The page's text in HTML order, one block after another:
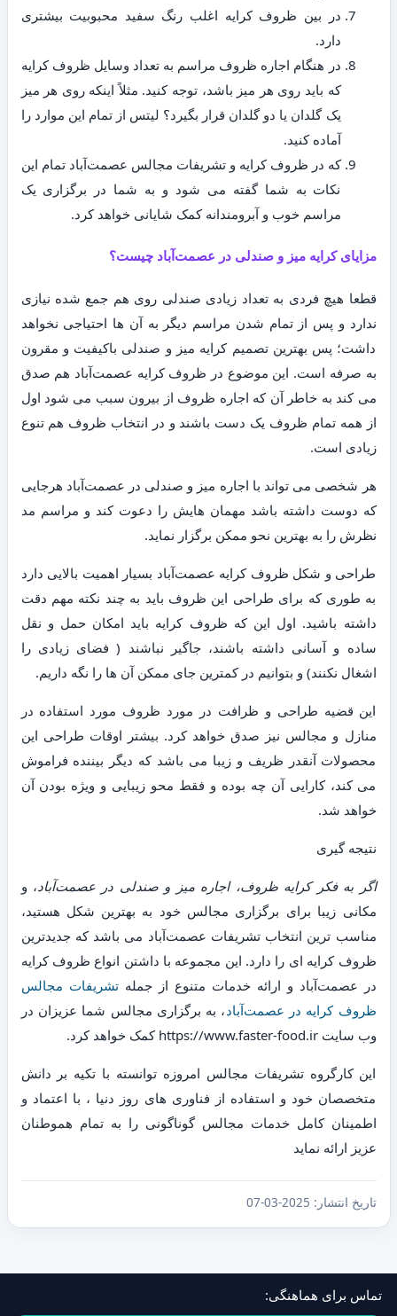
در بین ظروف کرایه اغلب رنگ سفید محبوبیت بیشتری
دارد.
در هنگام اجاره ظروف مراسم به تعداد وسایل ظروف کرایه
که باید روی هر میز باشد، توجه کنید. مثلاً اینکه روی هر میز
یک گلدان یا دو گلدان قرار بگیرد؟ لیتس از تمام این موارد را
آماده کنید.
که در ظروف کرایه و تشریفات مجالس عصمت‌آباد تمام این
نکات به شما گفته می شود و به شما در برگزاری یک
مراسم خوب و آبرومندانه کمک شایانی خواهد کرد.
مزایای کرایه میز و صندلی در عصمت‌آباد چیست؟
قطعا هیچ فردی به تعداد زیادی صندلی روی هم جمع شده نیازی
ندارد و پس از تمام شدن مراسم دیگر به آن ها احتیاجی نخواهد
داشت؛ پس بهترین تصمیم کرایه میز و صندلی باکیفیت و مقرون
به صرفه است. این موضوع در ظروف کرایه عصمت‌آباد هم صدق
می کند به خاطر آن که اجاره ظروف از بیرون سبب می شود اول
از همه تمام ظروف یک دست باشند و در انتخاب ظروف هم تنوع
زیادی است.
هر شخصی می تواند با اجاره میز و صندلی در عصمت‌آباد هرجایی
که دوست داشته باشد مهمان هایش را دعوت کند و مراسم مد
نظرش را به بهترین نحو ممکن برگزار نماید.
طراحی و شکل ظروف کرایه عصمت‌آباد بسیار اهمیت بالایی دارد
به طوری که برای طراحی این ظروف باید به چند نکته مهم دقت
داشته باشید. اول این که ظروف کرایه باید امکان حمل و نقل
ساده و آسانی داشته باشند، جاگیر نباشند ( فضای زیادی را
اشغال نکنند) و بتوانیم در کمترین جای ممکن آن ها را نگه داریم.
این قضیه طراحی و ظرافت در مورد ظروف مورد استفاده در
منازل و مجالس نیز صدق خواهد کرد. بیشتر اوقات طراحی این
محصولات آنقدر ظریف و زیبا می باشد که دیگر بیننده فراموش
می کند، کارایی آن چه بوده و فقط محو زیبایی و ویژه بودن آن
خواهد شد.
نتیجه گیری
اگر به فکر کرایه ظروف، اجاره میز و صندلی در عصمت‌آباد، و
مکانی زیبا برای برگزاری مجالس خود به بهترین شکل هستید،
مناسب ترین انتخاب تشریفات عصمت‌آباد می باشد که جدیدترین
ظروف کرایه ای را دارد. این مجموعه با داشتن انواع ظروف کرایه
در عصمت‌آباد و ارائه خدمات متنوع از جملهتشریفات مجالس
ظروف کرایه در عصمت‌آباد، به برگزاری مجالس شما عزیزان در
وب سایت https://www.faster-food.ir کمک خواهد کرد.
این کارگروه تشریفات مجالس امروزه توانسته با تکیه بر دانش
متخصصان خود و استفاده از فناوری های روز دنیا ، با اعتماد و
اطمینان کامل خدمات مجالس گوناگونی را به تمام هموطنان
عزیز ارائه نماید
تاریخ انتشار: 2025-03-07
تماس برای هماهنگی: